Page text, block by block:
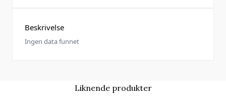
Beskrivelse
Ingen data funnet
Liknende produkter